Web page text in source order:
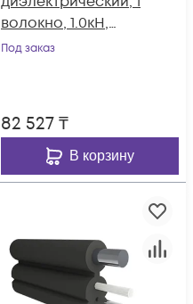
волокно, 1.0кН,
катушка 1км.
Под заказ
82 527₸
В корзину